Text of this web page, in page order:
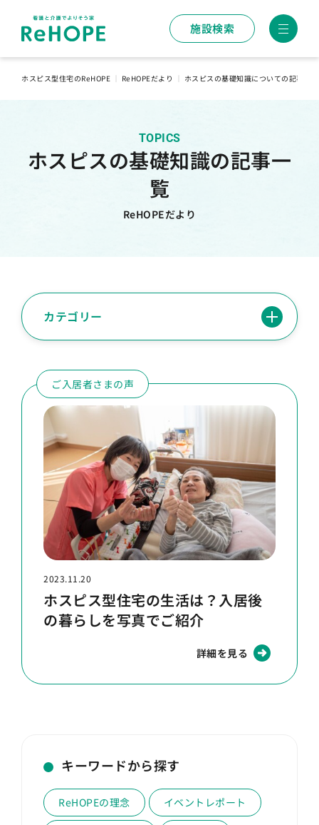
施設検索
ホスピス型住宅のReHOPE ReHOPEだより ホスピスの基礎知識についての記事一覧
TOPICS
ホスピスの基礎知識の記事一
覧
ReHOPEだより
カテゴリー
ご入居者さまの声
2023.11.20
ホスピス型住宅の生活は？入居後
の暮らしを写真でご紹介
詳細を見る
キーワードから探す
ReHOPEの理念 イベントレポート